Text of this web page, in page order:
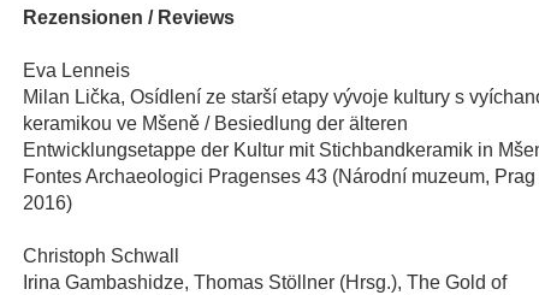
Rezensionen / Reviews
Eva Lenneis
Milan Lička, Osídlení ze starší etapy vývoje kultury s
keramikou ve Mšeně / Besiedlung der älteren
Entwicklungsetappe der Kultur mit Stichbandkeramik in
Fontes Archaeologici Pragenses 43 (Národní muzeum, Prag
2016)
Christoph Schwall
Irina Gambashidze, Thomas Stöllner (Hrsg.), The Gold of